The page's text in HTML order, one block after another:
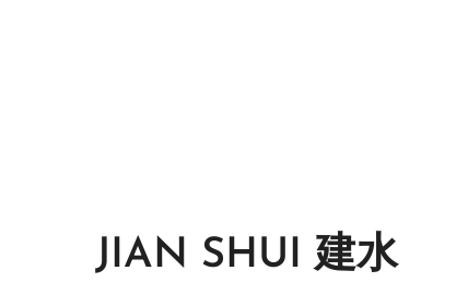
JIAN SHUI 建水